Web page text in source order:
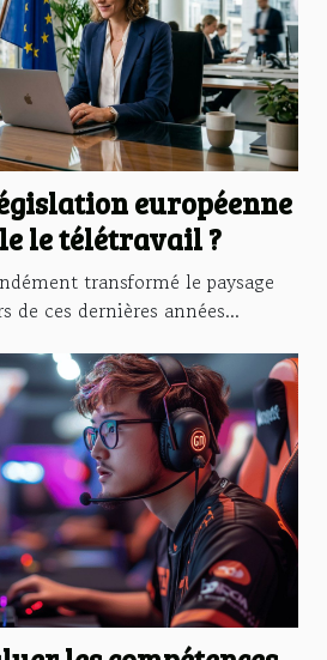
européenne
le télétravail ?
transformé le paysage
de ces dernières années...